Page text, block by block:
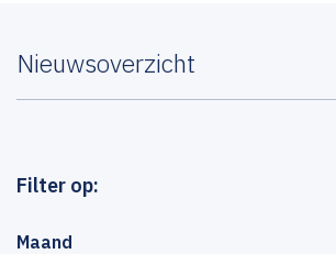
Nieuwsoverzicht
Filter op:
Maand